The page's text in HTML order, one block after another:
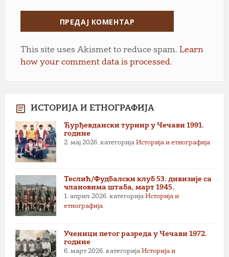
This site uses Akismet to reduce spam. Learn
how your comment data is processed.
ИСТОРИЈА И ЕТНОГРАФИЈА
Ђурђевдански турнир у Чечави 1991.
године
2. мај 2026. категорија Историја и етнографија
Теслић/Фудбалски клуб 53. дивизије са
члановима штаба, март 1945.
1. април 2026. категорија Историја и
етнографија
Ученици петог разреда у Чечави 1972.
године
6. март 2026. категорија Историја и